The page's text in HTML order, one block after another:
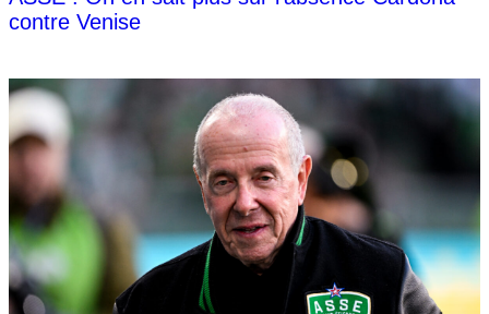
contre Venise